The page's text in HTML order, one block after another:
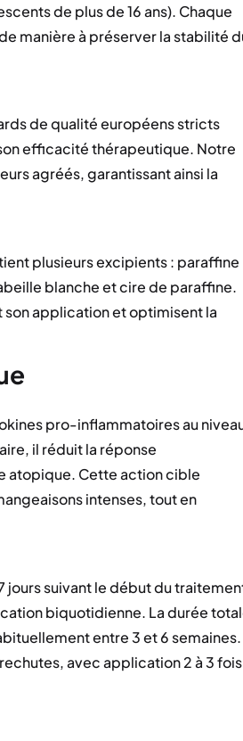
de plus de 16 ans). Chaque
manière à préserver la stabilité
de qualité européens stricts
efficacité thérapeutique. Notre
agréés, garantissant ainsi la
plusieurs excipients : paraffine
blanche et cire de paraffine.
application et optimisent la
pro-inflammatoires au
il réduit la réponse
atopique. Cette action cible
intenses, tout en
jours suivant le début du
biquotidienne. La durée
entre 3 et 6 semaines.
avec application 2 à 3 fois